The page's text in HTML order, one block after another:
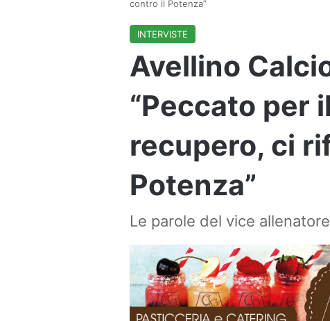
contro il Potenza”
INTERVISTE
Avellino
“Peccato per
recupero, ci
Potenza”
Le parole del vice